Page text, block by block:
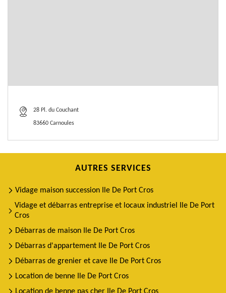
28 Pl. du Couchant
83660 Carnoules
AUTRES SERVICES
Vidage maison succession Ile De Port Cros
Vidage et débarras entreprise et locaux industriel Ile De Port
Cros
Débarras de maison Ile De Port Cros
Débarras d'appartement Ile De Port Cros
Débarras de grenier et cave Ile De Port Cros
Location de benne Ile De Port Cros